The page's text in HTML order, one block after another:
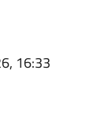
16:33